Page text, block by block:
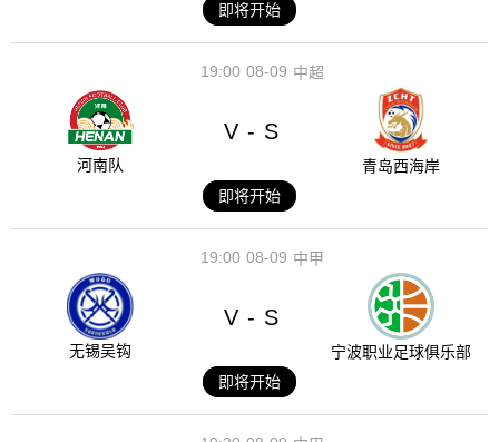
即将开始
08-09
19:00 中超
河南队
V - S
青岛西海岸
即将开始
08-09
19:00 中甲
无锡吴钩
V - S
宁波职业足球俱乐部
即将开始